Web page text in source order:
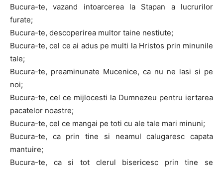
Bucura-te, vazand intoarcerea la Stapan a lucrurilor
furate;
Bucura-te, descoperirea multor taine nestiute;
Bucura-te, cel ce ai adus pe multi la Hristos prin minunile
tale;
Bucura-te, preaminunate Mucenice, ca nu ne lasi si pe
noi;
Bucura-te, cel ce mijlocesti la Dumnezeu pentru iertarea
pacatelor noastre;
Bucura-te, cel ce mangai pe toti cu ale tale mari minuni;
Bucura-te, ca prin tine si neamul calugaresc capata
mantuire;
Bucura-te, ca si tot clerul bisericesc prin tine se